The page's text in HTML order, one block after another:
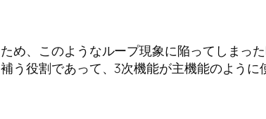
め、このようなループ現象に陥ってしまっ
う役割であって、3次機能が主機能のよう